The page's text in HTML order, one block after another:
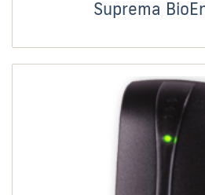
Suprema